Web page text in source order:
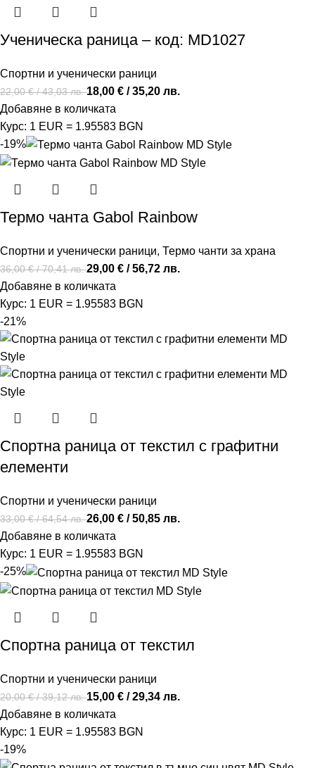
Ученическа раница – код: MD1027
Спортни и ученически раници
22,00€/ 43,03 лв.18,00€ / 35,20 лв.
Добавяне в количката
Курс: 1 EUR = 1.95583 BGN
-19%
Термо чанта Gabol Rainbow
Спортни и ученически раници,Термо чанти за храна
36,00€/ 70,41 лв.29,00€ / 56,72 лв.
Добавяне в количката
Курс: 1 EUR = 1.95583 BGN
-21%
Спортна раница от текстил с графитни
елементи
Спортни и ученически раници
33,00€/ 64,54 лв.26,00€ / 50,85 лв.
Добавяне в количката
Курс: 1 EUR = 1.95583 BGN
-25%
Спортна раница от текстил
Спортни и ученически раници
20,00€/ 39,12 лв.15,00€ / 29,34 лв.
Добавяне в количката
Курс: 1 EUR = 1.95583 BGN
-19%